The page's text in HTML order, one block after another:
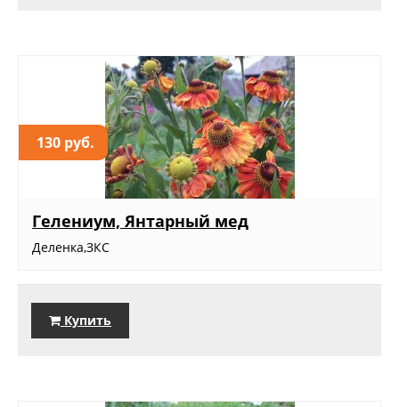
130 руб.
Гелениум, Янтарный мед
Деленка,ЗКС
Купить